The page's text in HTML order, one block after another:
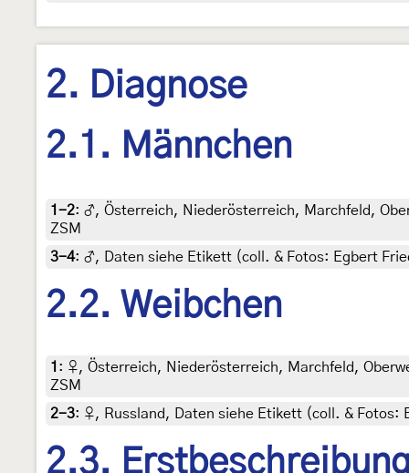
2. Diagnose
2.1. Männchen
1-2: ♂, Österreich, Niederösterreich, Marchfeld,
ZSM
3-4: ♂, Daten siehe Etikett (coll. & Fotos: Egbert
2.2. Weibchen
1 : ♀, Österreich, Niederösterreich, Marchfeld,
ZSM
2-3: ♀, Russland, Daten siehe Etikett (coll. & Fotos:
2.3.